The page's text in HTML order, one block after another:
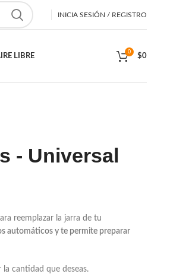
INICIA SESIÓN / REGISTRO
LIBRE
0
$0
- Universal
reemplazar la jarra de tu
automáticos y te permite preparar
la cantidad que deseas.